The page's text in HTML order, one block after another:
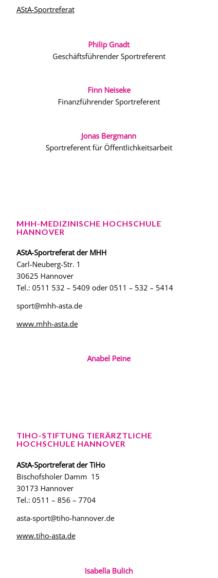
AStA-Sportreferat
Philip Gnadt
Geschäftsführender Sportreferent
Finn Neiseke
Finanzführender Sportreferent
Jonas Bergmann
Sportreferent für Öffentlichkeitsarbeit
MHH-MEDIZINISCHE HOCHSCHULE
HANNOVER
AStA-Sportreferat der MHH
Carl-Neuberg-Str. 1
30625 Hannover
Tel.: 0511 532 – 5409 oder 0511 – 532 – 5414
sport@mhh-asta.de
www.mhh-asta.de
Anabel Peine
TIHO-STIFTUNG TIERÄRZTLICHE
HOCHSCHULE HANNOVER
AStA-Sportreferat der TiHo
Bischofsholer Damm 15
30173 Hannover
Tel.: 0511 – 856 – 7704
asta-sport@tiho-hannover.de
www.tiho-asta.de
Isabella Bulich